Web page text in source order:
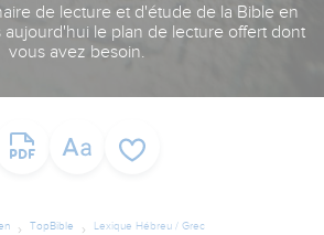
de lecture et d'étude de la Bible en
aujourd'hui le plan de lecture offert dont
vous avez besoin.
TopBible Lexique Hébreu / Grec